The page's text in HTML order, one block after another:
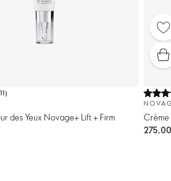
)
des Yeux Novage+ Lift + Firm
Crème